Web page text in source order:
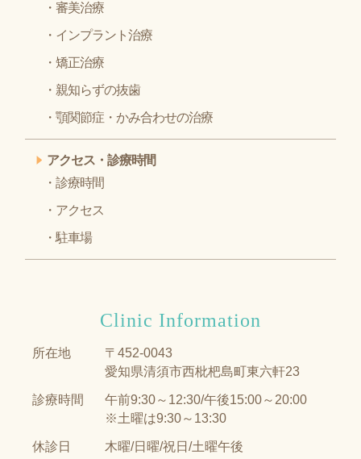
審美治療
インプラント治療
矯正治療
親知らずの抜歯
顎関節症・かみ合わせの治療
アクセス・診療時間
診療時間
アクセス
駐車場
Clinic Information
所在地
〒452-0043
愛知県清須市西枇杷島町東六軒23
診療時間
午前9:30～12:30/午後15:00～20:00
※土曜は9:30～13:30
休診日 木曜/日曜/祝日/土曜午後